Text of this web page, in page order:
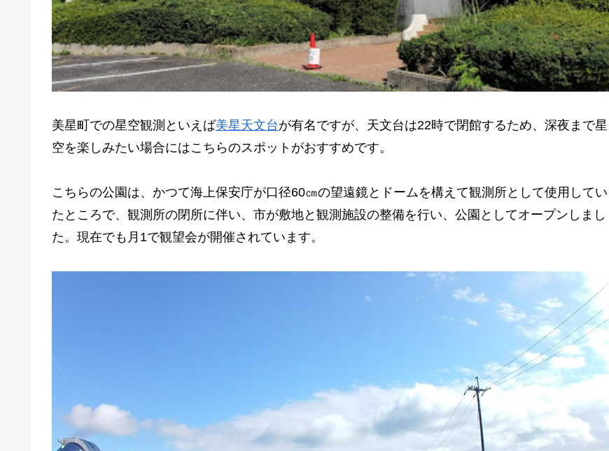
美星町での星空観測といえば美星天文台が有名ですが、天文台は22時で閉館するため、深夜まで星
空を楽しみたい場合にはこちらのスポットがおすすめです。
こちらの公園は、かつて海上保安庁が口径60㎝の望遠鏡とドームを構えて観測所として使用してい
たところで、観測所の閉所に伴い、市が敷地と観測施設の整備を行い、公園としてオープンしまし
た。現在でも月1で観望会が開催されています。